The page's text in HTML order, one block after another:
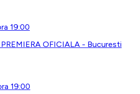
19:00
OFICIALA - Bucuresti
19:00